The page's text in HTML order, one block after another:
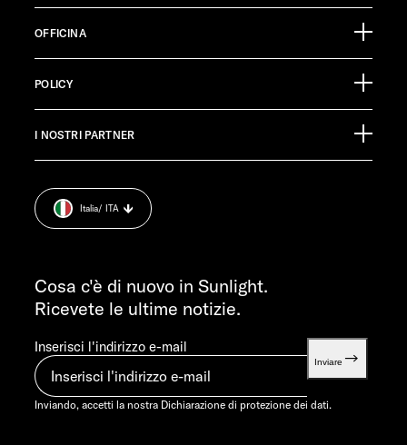
Ölmühlestraße 6
88299 Leutkirch
Germany
SERVIZIO CLIENTI
service@service.sunlight.de
LUN-MART 7:30-12:00 E 13:00-16:00
VEN 07:30-12:00
info@sunlight.de
OFFICINA
Materiale informativo
POLICY
Impronta.
Cookie Consent
Informazioni sul peso.
I NOSTRI PARTNER
Cosa c'è di nuovo in Sunlight.
Ricevete le ultime notizie.
Inserisci l'indirizzo e-mail
Inviare
Inviando, accetti la nostra Dichiarazione di protezione dei dati.
Italia/ ITA